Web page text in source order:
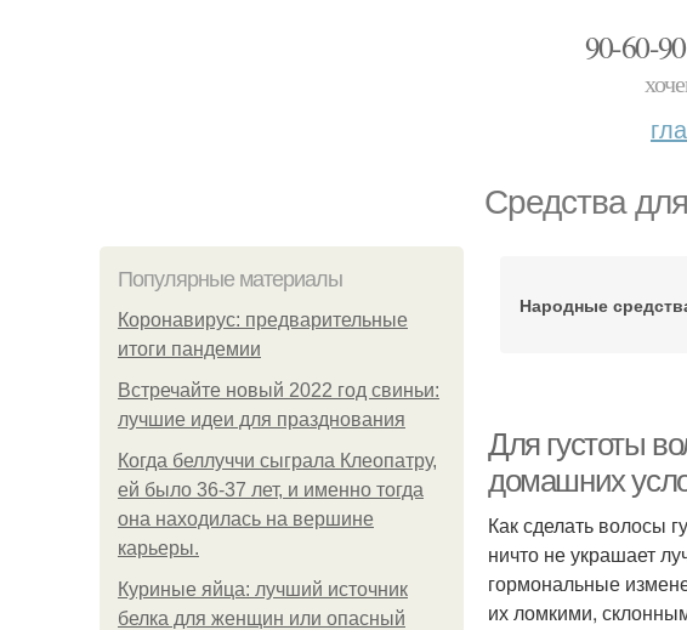
90-60-
Средства
Популярные материалы
Коронавирус: предварительные
итоги пандемии
Встречайте новый 2022 год свиньи:
лучшие идеи для празднования
Когда беллуччи сыграла Клеопатру,
ей было 36-37 лет, и именно тогда
она находилась на вершине
карьеры.
Куриные яйца: лучший источник
белка для женщин или опасный
Народные
Для густоты
домашних
Как сделать волосы
ничто не украшает
гормональные
их ломкими,